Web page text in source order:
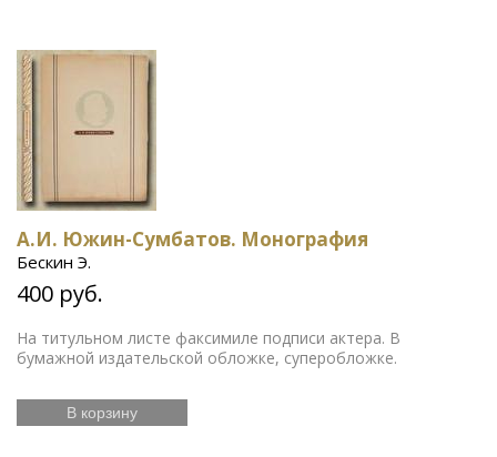
А.И. Южин-Сумбатов. Монография
Бескин Э.
400 руб.
На титульном листе факсимиле подписи актера. В
бумажной издательской обложке, суперобложке.
В корзину